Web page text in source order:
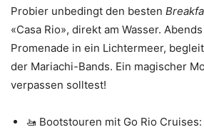
Probier unbedingt den besten
«Casa Rio», direkt am Wasser.
Promenade in ein Lichtermeer,
der Mariachi-Bands. Ein magischer
verpassen solltest!
🚤 Bootstouren mit Go Rio